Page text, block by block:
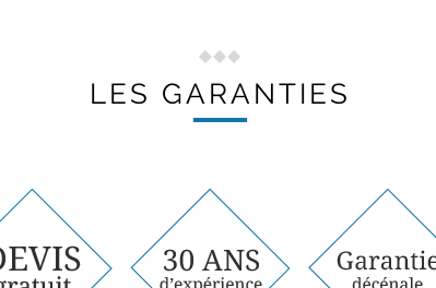
LES GARANTIES